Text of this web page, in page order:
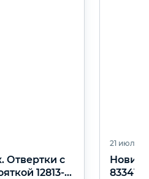
Отвертки с
12813-
21 июля
83341.